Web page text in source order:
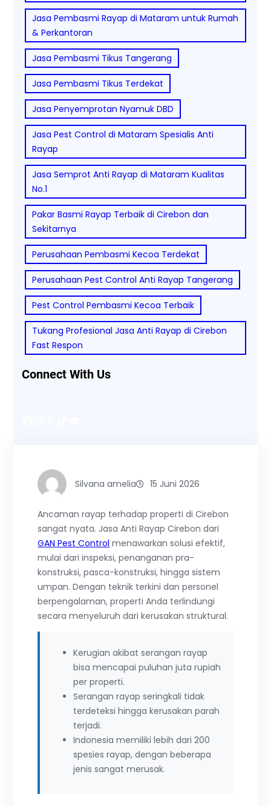
Jasa Pembasmi Rayap di Mataram untuk Rumah
& Perkantoran
Jasa Pembasmi Tikus Tangerang
Jasa Pembasmi Tikus Terdekat
Jasa Penyemprotan Nyamuk DBD
Jasa Pest Control di Mataram Spesialis Anti
Rayap
Jasa Semprot Anti Rayap di Mataram Kualitas
No.1
Pakar Basmi Rayap Terbaik di Cirebon dan
Sekitarnya
Perusahaan Pembasmi Kecoa Terdekat
Perusahaan Pest Control Anti Rayap Tangerang
Pest Control Pembasmi Kecoa Terbaik
Tukang Profesional Jasa Anti Rayap di Cirebon
Fast Respon
Connect With Us
Silvana amelia 15 Juni 2026
Ancaman rayap terhadap properti di Cirebon
sangat nyata. Jasa Anti Rayap Cirebon dari
GAN Pest Control menawarkan solusi efektif,
mulai dari inspeksi, penanganan pra-
konstruksi, pasca-konstruksi, hingga sistem
umpan. Dengan teknik terkini dan personel
berpengalaman, properti Anda terlindungi
secara menyeluruh dari kerusakan struktural.
Kerugian akibat serangan rayap
bisa mencapai puluhan juta rupiah
per properti.
Serangan rayap seringkali tidak
terdeteksi hingga kerusakan parah
terjadi.
Indonesia memiliki lebih dari 200
spesies rayap, dengan beberapa
jenis sangat merusak.